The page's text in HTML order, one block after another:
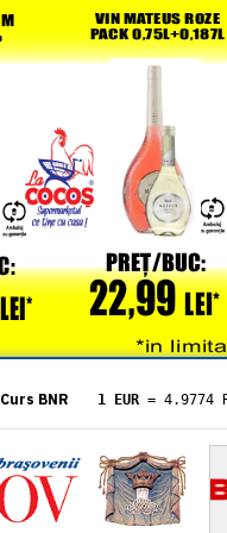
Curs BNR 1 EUR = 4.9774
= 5.8304
1 XAU= 464.4611
1 AED= 1.1933
1 AUD= 2.7957
1 BGN= 2.5449